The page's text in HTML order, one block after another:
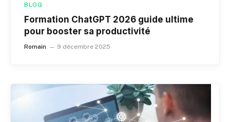
BLOG
Formation ChatGPT 2026 guide ultime
pour booster sa productivité
Romain 9 décembre 2025